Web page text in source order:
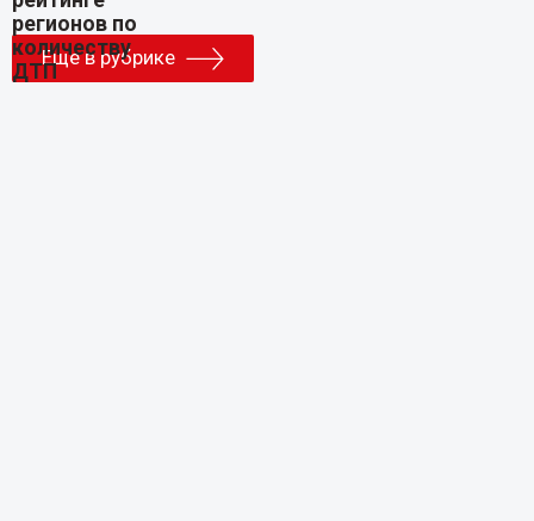
Еще в рубрике